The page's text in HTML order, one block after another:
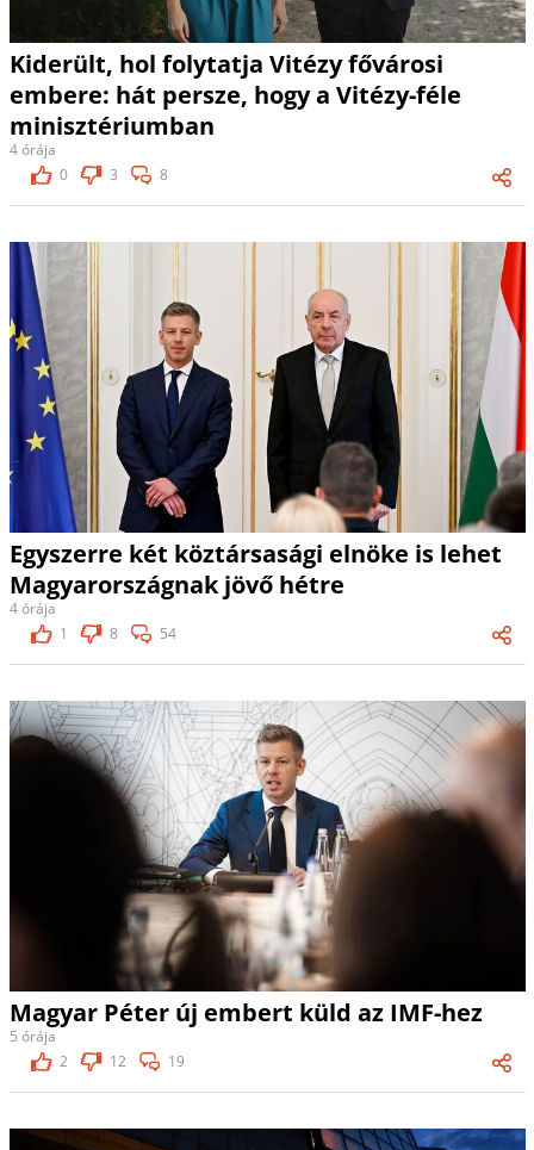
Kiderült, hol folytatja Vitézy fővárosi
embere: hát persze, hogy a Vitézy-féle
minisztériumban
4 órája
0
3 8
Egyszerre két köztársasági elnöke is lehet
Magyarországnak jövő hétre
4 órája
1
8 54
Magyar Péter új embert küld az IMF-hez
5 órája
2
12 19